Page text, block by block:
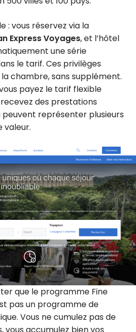
: vous réservez via la
Express Voyages, et l’hôtel
une série
le tarif. Ces privilèges
chambre, sans supplément.
payez le tarif flexible
des prestations
représenter plusieurs
valeur.
que le programme Fine
pas un programme de
Vous ne cumulez pas de